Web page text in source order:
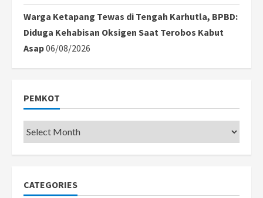
Warga Ketapang Tewas di Tengah Karhutla, BPBD:
Diduga Kehabisan Oksigen Saat Terobos Kabut
Asap06/08/2026
PEMKOT
Pemkot
CATEGORIES